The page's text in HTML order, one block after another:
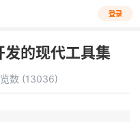
登录
的现代工具集
数 (13036)